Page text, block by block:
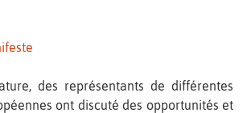
des représentants de différentes
ont discuté des opportunités et